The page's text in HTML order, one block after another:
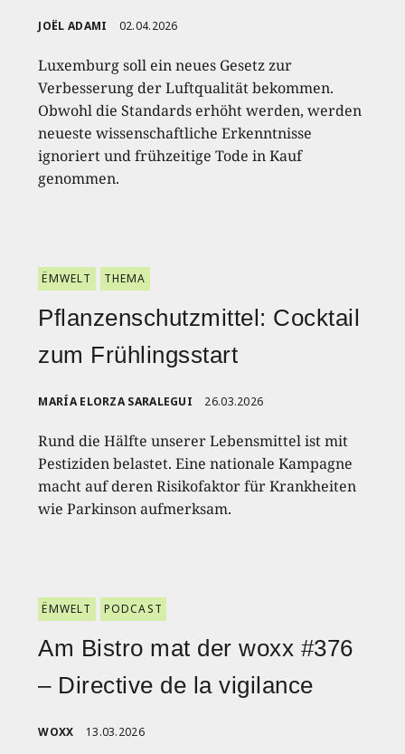
JOËL ADAMI 02.04.2026
Luxemburg soll ein neues Gesetz zur
Verbesserung der Luftqualität bekommen.
Obwohl die Standards erhöht werden, werden
neueste wissenschaftliche Erkenntnisse
ignoriert und frühzeitige Tode in Kauf
genommen.
ËMWELT THEMA
Pflanzenschutzmittel: Cocktail
zum Frühlingsstart
MARÍA ELORZA SARALEGUI 26.03.2026
Rund die Hälfte unserer Lebensmittel ist mit
Pestiziden belastet. Eine nationale Kampagne
macht auf deren Risikofaktor für Krankheiten
wie Parkinson aufmerksam.
ËMWELT PODCAST
Am Bistro mat der woxx #376
– Directive de la vigilance
WOXX 13.03.2026